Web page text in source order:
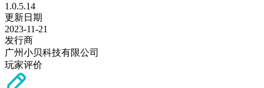
1.0.5.14
更新日期
2023-11-21
发行商
广州小贝科技有限公司
玩家评价